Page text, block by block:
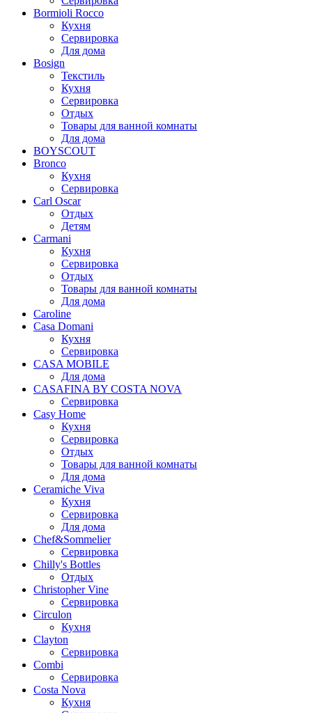
Bormioli Rocco
Кухня
Сервировка
Для дома
Bosign
Текстиль
Кухня
Сервировка
Отдых
Товары для ванной комнаты
Для дома
BOYSCOUT
Bronco
Кухня
Сервировка
Carl Oscar
Отдых
Детям
Carmani
Кухня
Сервировка
Отдых
Товары для ванной комнаты
Для дома
Caroline
Casa Domani
Кухня
Сервировка
CASA MOBILE
Для дома
CASAFINA BY COSTA NOVA
Сервировка
Casy Home
Кухня
Сервировка
Отдых
Товары для ванной комнаты
Для дома
Ceramiche Viva
Кухня
Сервировка
Для дома
Chef&Sommelier
Сервировка
Chilly's Bottles
Отдых
Christopher Vine
Сервировка
Circulon
Кухня
Clayton
Сервировка
Combi
Сервировка
Costa Nova
Кухня